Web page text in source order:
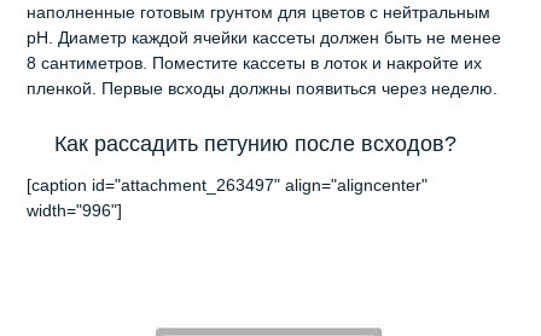
наполненные готовым грунтом для цветов с нейтральным
pH. Диаметр каждой ячейки кассеты должен быть не менее
8 сантиметров. Поместите кассеты в лоток и накройте их
пленкой. Первые всходы должны появиться через неделю.
Как рассадить петунию после всходов?
[caption id="attachment_263497" align="aligncenter"
width="996"]